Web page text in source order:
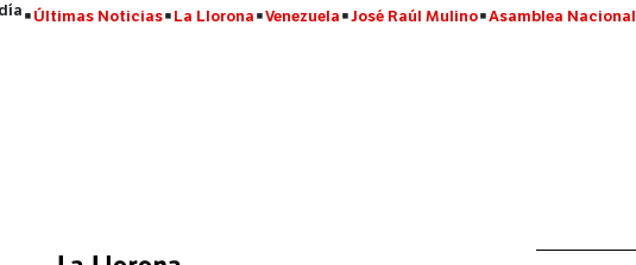
Últimas Noticias La Llorona Venezuela José Raúl Mulino Asamblea Nacional